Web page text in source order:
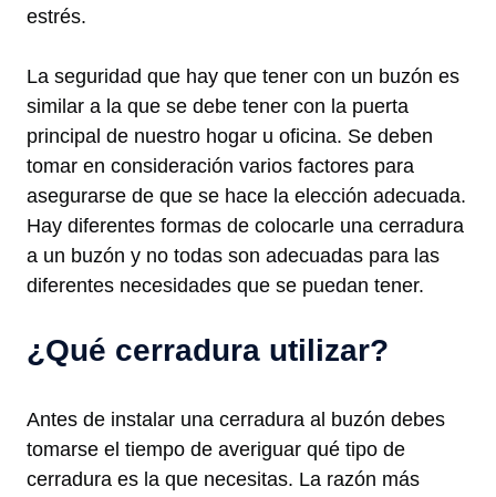
estrés.
La seguridad que hay que tener con un buzón es
similar a la que se debe tener con la puerta
principal de nuestro hogar u oficina. Se deben
tomar en consideración varios factores para
asegurarse de que se hace la elección adecuada.
Hay diferentes formas de colocarle una cerradura
a un buzón y no todas son adecuadas para las
diferentes necesidades que se puedan tener.
¿Qué cerradura utilizar?
Antes de instalar una cerradura al buzón debes
tomarse el tiempo de averiguar qué tipo de
cerradura es la que necesitas. La razón más